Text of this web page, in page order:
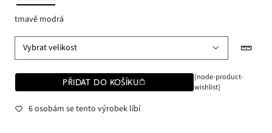
tmavě modrá
Vybrat velikost
PŘIDAT DO KOŠÍKU
[node-product-
wishlist]
6 osobám se tento výrobek líbí